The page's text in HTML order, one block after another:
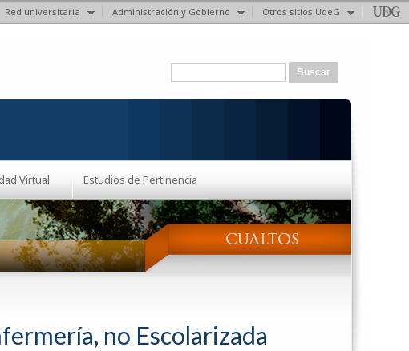
Red universitaria Administración y Gobierno Otros sitios UdeG
Formulario de búsqueda
Virtual Estudios de Pertinencia
no Escolarizada